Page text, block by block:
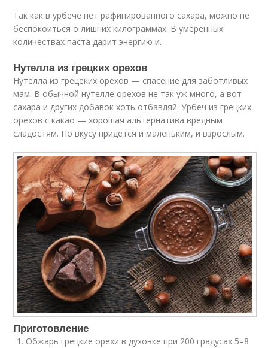
Так как в урбече нет рафинированного сахара, можно не
беспокоиться о лишних килограммах. В умеренных
количествах паста дарит энергию и.
Нутелла из грецких орехов
Нутелла из грецеких орехов — спасение для заботливых
мам. В обычной нутелле орехов не так уж много, а вот
сахара и других добавок хоть отбавляй. Урбеч из грецких
орехов с какао — хорошая альтернатива вредным
сладостям. По вкусу придется и маленьким, и взрослым.
Приготовление
Обжарь грецкие орехи в духовке при 200 градусах 5–8